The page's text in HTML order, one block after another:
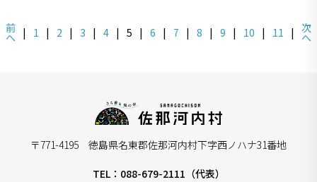
前
へ | 1 | 2 | 3 | 4 | 5 | 6 | 7 | 8 | 9 | 10 | 11 | 次
へ
〒771-4195 徳島県名東郡佐那河内村下字西ノハナ31番地
TEL：088-679-2111（代表）